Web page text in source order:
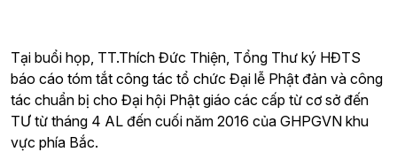
Tại buổi họp, TT.Thích Đức Thiện, Tổng Thư ký HĐTS
báo cáo tóm tắt công tác tổ chức Đại lễ Phật đản và công
tác chuẩn bị cho Đại hội Phật giáo các cấp từ cơ sở đến
TƯ từ tháng 4 AL đến cuối năm 2016 của GHPGVN khu
vực phía Bắc.